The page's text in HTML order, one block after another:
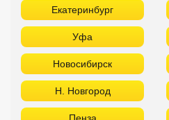
Екатеринбург
Уфа
Новосибирск
Н. Новгород